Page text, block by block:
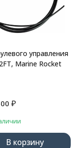
управления
Marine Rocket
₽
В корзину